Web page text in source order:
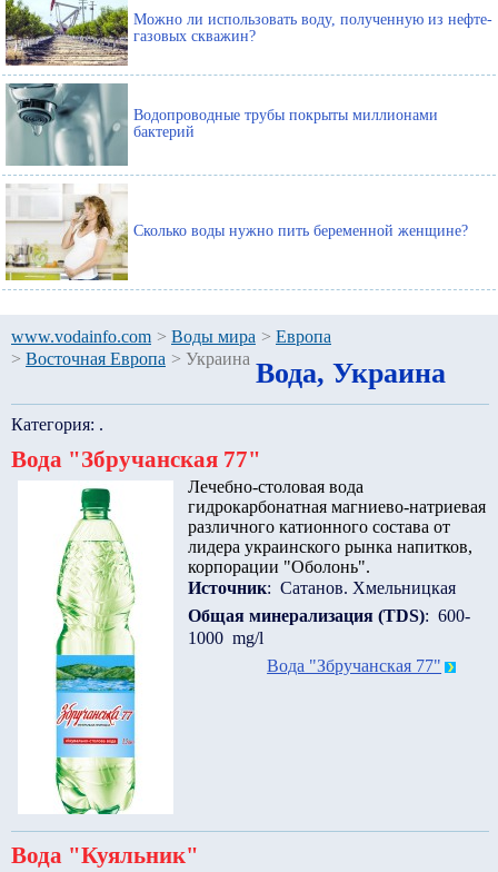
Можно ли использовать воду, полученную из нефте-
газовых скважин?
Водопроводные трубы покрыты миллионами
бактерий
Сколько воды нужно пить беременной женщине?
www.vodainfo.com > Воды мира > Европа
> Восточная Европа > Украина Вода, Украина
Категория: .
Вода "Збручанская 77"
Лечебно-столовая вода
гидрокарбонатная магниево-натриевая
различного катионного состава от
лидера украинского рынка напитков,
корпорации "Оболонь".
Источник: Сатанов. Хмельницкая
Общая минерализация (TDS): 600-
1000 mg/l
Вода "Збручанская 77"
Вода "Куяльник"